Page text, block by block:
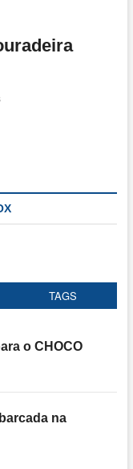
TAGS
o CHOCO
na